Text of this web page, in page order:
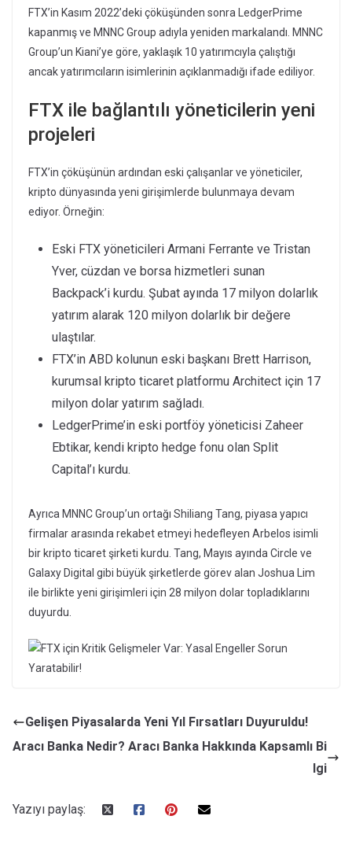
FTX’in Kasım 2022’deki çöküşünden sonra LedgerPrime
kapanmış ve MNNC Group adıyla yeniden markalandı. MNNC
Group’un Kiani’ye göre, yaklaşık 10 yatırımcıyla çalıştığı
ancak yatırımcıların isimlerinin açıklanmadığı ifade ediliyor.
FTX ile bağlantılı yöneticilerin yeni
projeleri
FTX’in çöküşünün ardından eski çalışanlar ve yöneticiler,
kripto dünyasında yeni girişimlerde bulunmaya devam
ediyor. Örneğin:
Eski FTX yöneticileri Armani Ferrante ve Tristan
Yver, cüzdan ve borsa hizmetleri sunan
Backpack’i kurdu. Şubat ayında 17 milyon dolarlık
yatırım alarak 120 milyon dolarlık bir değere
ulaştılar.
FTX’in ABD kolunun eski başkanı Brett Harrison,
kurumsal kripto ticaret platformu Architect için 17
milyon dolar yatırım sağladı.
LedgerPrime’in eski portföy yöneticisi Zaheer
Ebtikar, kendi kripto hedge fonu olan Split
Capital’ı kurdu.
Ayrıca MNNC Group’un ortağı Shiliang Tang, piyasa yapıcı
firmalar arasında rekabet etmeyi hedefleyen Arbelos isimli
bir kripto ticaret şirketi kurdu. Tang, Mayıs ayında Circle ve
Galaxy Digital gibi büyük şirketlerde görev alan Joshua Lim
ile birlikte yeni girişimleri için 28 milyon dolar topladıklarını
duyurdu.
Gelişen Piyasalarda Yeni Yıl Fırsatları Duyuruldu!
Aracı Banka Nedir? Aracı Banka Hakkında Kapsamlı Bi
lgi
Yazıyı paylaş: